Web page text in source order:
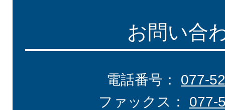
お問い合
電話番号： 077-
ファックス： 077-